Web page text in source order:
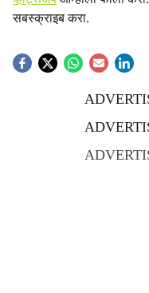
सबस्क्राइब करा.